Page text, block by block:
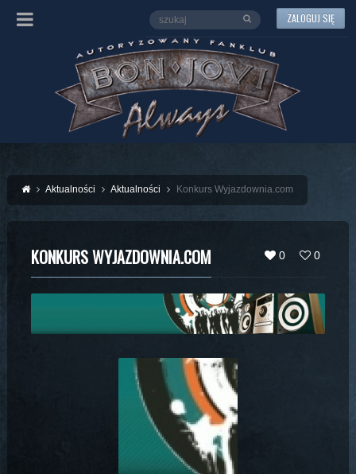
ZALOGUJ SIĘ
Aktualności Aktualności Konkurs Wyjazdownia.com
0 0
KONKURS WYJAZDOWNIA.COM